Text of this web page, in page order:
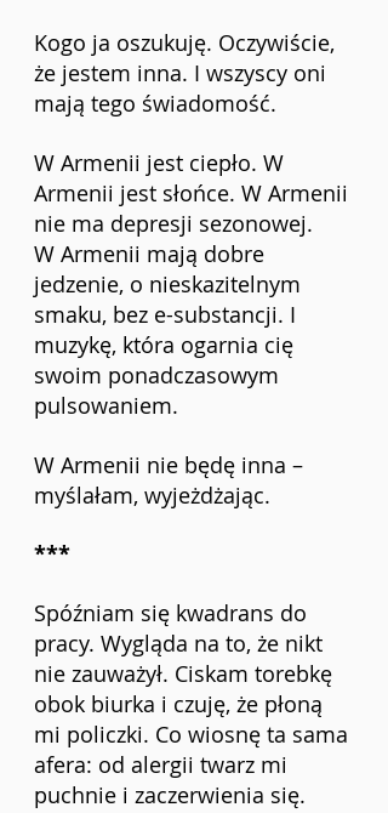
Kogo ja oszukuję. Oczywiście,
że jestem inna. I wszyscy oni
mają tego świadomość.
W Armenii jest ciepło. W
Armenii jest słońce. W Armenii
nie ma depresji sezonowej.
W Armenii mają dobre
jedzenie, o nieskazitelnym
smaku, bez e-substancji. I
muzykę, która ogarnia cię
swoim ponadczasowym
pulsowaniem.
W Armenii nie będę inna –
myślałam, wyjeżdżając.
***
Spóźniam się kwadrans do
pracy. Wygląda na to, że nikt
nie zauważył. Ciskam torebkę
obok biurka i czuję, że płoną
mi policzki. Co wiosnę ta sama
afera: od alergii twarz mi
puchnie i zaczerwienia się.